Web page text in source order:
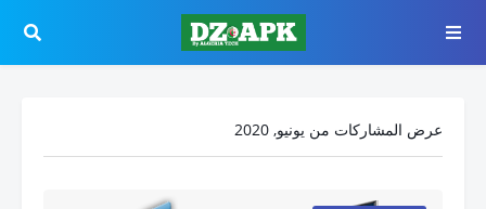
عرض المشاركات من يونيو, 2020